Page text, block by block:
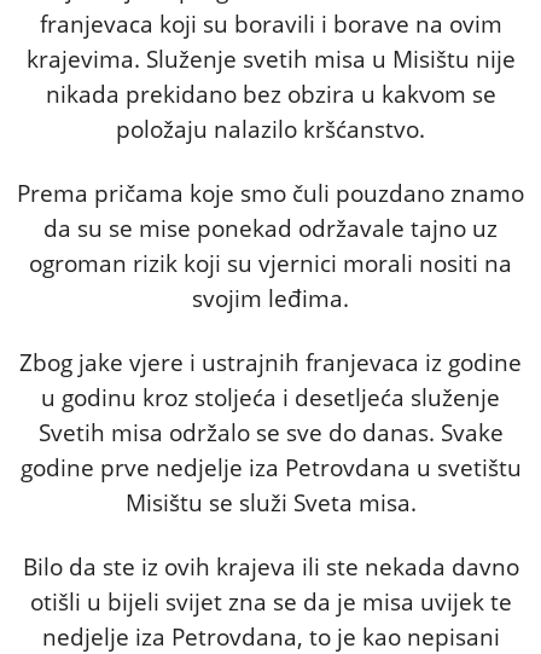
franjevaca koji su boravili i borave na ovim
krajevima. Služenje svetih misa u Misištu nije
nikada prekidano bez obzira u kakvom se
položaju nalazilo kršćanstvo.
Prema pričama koje smo čuli pouzdano znamo
da su se mise ponekad održavale tajno uz
ogroman rizik koji su vjernici morali nositi na
svojim leđima.
Zbog jake vjere i ustrajnih franjevaca iz godine
u godinu kroz stoljeća i desetljeća služenje
Svetih misa održalo se sve do danas. Svake
godine prve nedjelje iza Petrovdana u svetištu
Misištu se služi Sveta misa.
Bilo da ste iz ovih krajeva ili ste nekada davno
otišli u bijeli svijet zna se da je misa uvijek te
nedjelje iza Petrovdana, to je kao nepisani